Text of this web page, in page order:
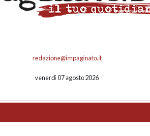
redazione@impaginato.it
venerdì 07 agosto 2026